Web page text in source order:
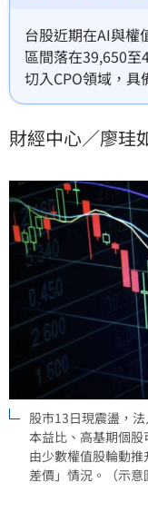
台股近期在AI與權
區間落在39,650
切入CPO領域，
果新品周期，首季
矽光子，華通則憑
現。
財經中心／廖珪
股市13日現震盪，
本益比、高基期個
由少數權值股輪動
差價」情況。（示意